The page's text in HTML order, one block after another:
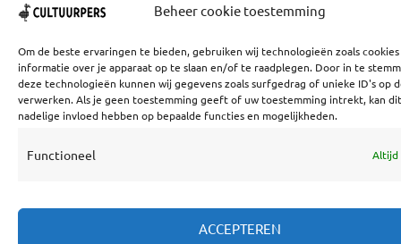
Beheer cookie toestemming
Om de beste ervaringen te bieden, gebruiken wij technologieën zoals
informatie over je apparaat op te slaan en/of te raadplegen. Door in te
deze technologieën kunnen wij gegevens zoals surfgedrag of unieke ID's op
verwerken. Als je geen toestemming geeft of uw toestemming intrekt, kan
nadelige invloed hebben op bepaalde functies en mogelijkheden.
Functioneel Altijd
ACCEPTEREN